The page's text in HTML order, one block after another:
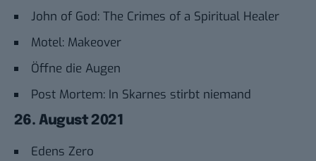
John of God: The Crimes of a Spiritual Healer
Motel: Makeover
Öffne die Augen
Post Mortem: In Skarnes stirbt niemand
26. August 2021
Edens Zero